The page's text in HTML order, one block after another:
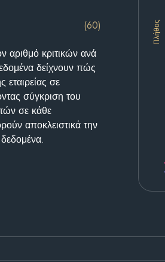
Πλήθος
(60)
αριθμό κριτικών ανά
δείχνουν πώς
σε
σύγκριση του
σε κάθε
αποκλειστικά την